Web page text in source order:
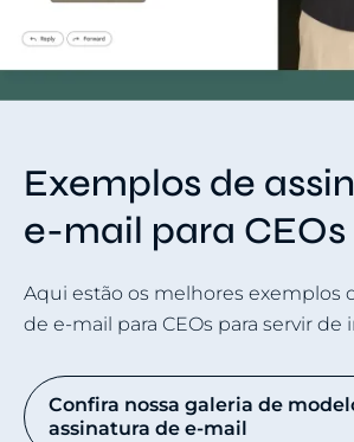
Exemplos de
e-mail para CEOs
Aqui estão os melhores exemplos
de e-mail para CEOs para servir de
Confira nossa galeria de
assinatura de e-mail